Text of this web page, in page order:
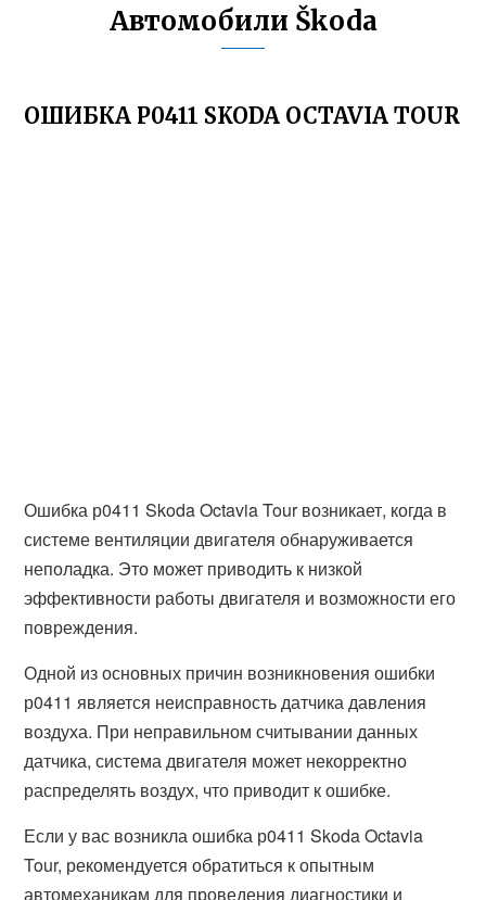
Автомобили Škoda
ОШИБКА Р0411 SKODA OCTAVIA TOUR
Ошибка р0411 Skoda Octavia Tour возникает, когда в
системе вентиляции двигателя обнаруживается
неполадка. Это может приводить к низкой
эффективности работы двигателя и возможности его
повреждения.
Одной из основных причин возникновения ошибки
р0411 является неисправность датчика давления
воздуха. При неправильном считывании данных
датчика, система двигателя может некорректно
распределять воздух, что приводит к ошибке.
Если у вас возникла ошибка р0411 Skoda Octavia
Tour, рекомендуется обратиться к опытным
автомеханикам для проведения диагностики и